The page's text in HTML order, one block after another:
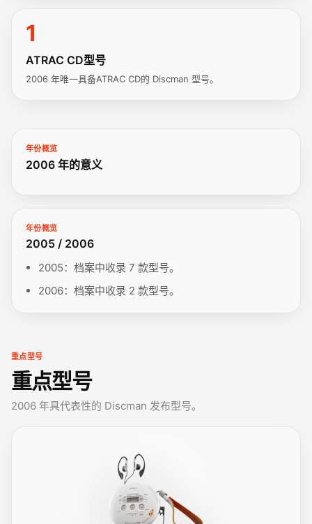
1
ATRAC CD型号
2006 年唯一具备ATRAC CD的 Discman 型号。
年份概览
2006 年的意义
年份概览
2005 / 2006
2005：档案中收录 7 款型号。
2006：档案中收录 2 款型号。
重点型号
重点型号
2006 年具代表性的 Discman 发布型号。